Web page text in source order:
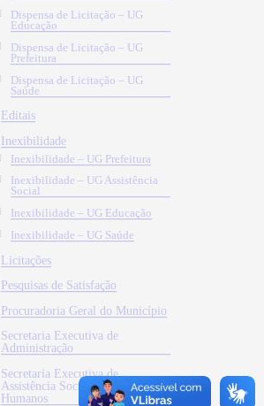
Dispensa de Licitação – UG
Educação
Dispensa de Licitação – UG
Prefeitura
Dispensa de Licitação – UG
Saúde
Editais
Inexibilidade
Inexibilidade – UG Prefeitura
Inexibilidade – UG Assistência
Social
Inexibilidade – UG Educação
Inexibilidade – UG Saúde
Licitações
Pesquisas de Satisfação
Procuradoria Geral do Município
Secretaria Executiva de
Administração
Secretaria Executiva de
Assistência Social e Direitos
Humanos